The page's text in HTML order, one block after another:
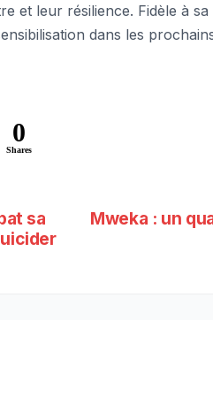
et leur résilience. Fidèle à
dans les
0
Shares
Mweka : un
sa